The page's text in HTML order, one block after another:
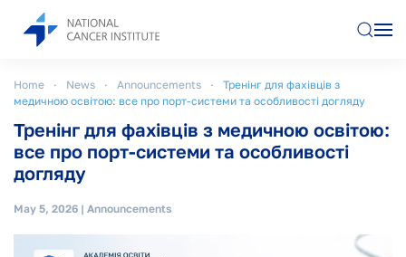
Home News Announcements
Тренінг для фахівців з
медичною освітою: все про порт-системи та особливості догляду
Тренінг для фахівців з медичною освітою:
все про порт-системи та особливості
догляду
May 5, 2026 | Announcements